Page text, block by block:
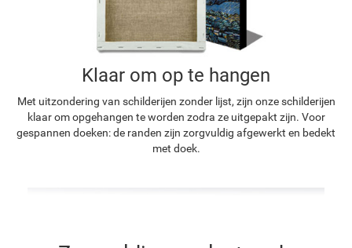
Klaar om op te hangen
Met uitzondering van schilderijen zonder lijst, zijn onze schilderijen
klaar om opgehangen te worden zodra ze uitgepakt zijn. Voor
gespannen doeken: de randen zijn zorgvuldig afgewerkt en bedekt
met doek.